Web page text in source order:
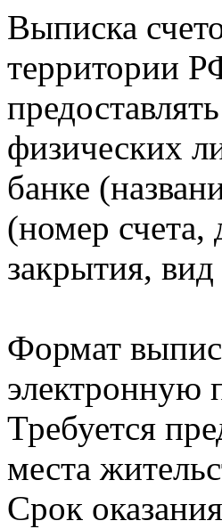
Выписка
территории
физических
банке
(номер счета,
закрытия, вид
Формат
электронную
Требуется
места
Срок